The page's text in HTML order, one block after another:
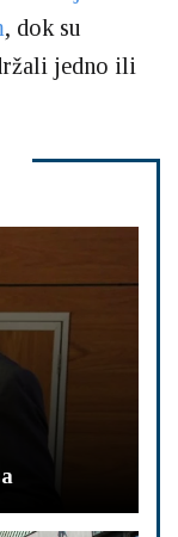
, dok su
jedno ili